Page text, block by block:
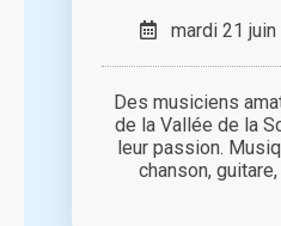
mardi 21
Des musiciens
de la Vallée de la
leur passion.
chanson, guitare,